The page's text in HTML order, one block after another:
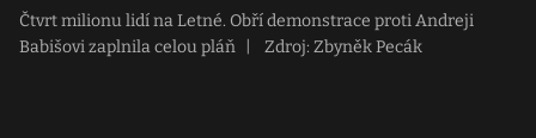
Čtvrt milionu lidí na Letné. Obří demonstrace proti Andreji
Babišovi zaplnila celou pláň
Zdroj: Zbyněk Pecák